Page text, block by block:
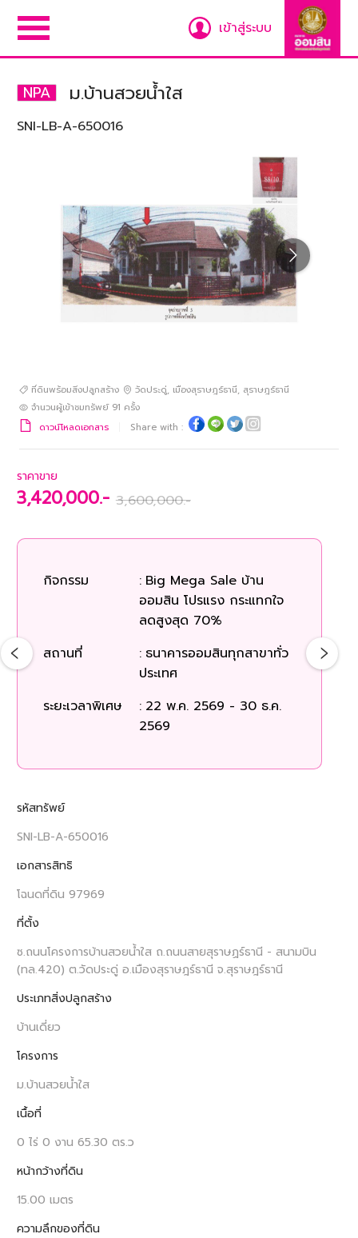
เข้าสู่ระบบ
NPA ม.บ้านสวยน้ำใส
SNI-LB-A-650016
ที่ดินพร้อมสิ่งปลูกสร้าง วัดประดู่, เมืองสุราษฎร์ธานี, สุราษฎร์ธานี
จำนวนผู้เข้าชมทรัพย์ 91 ครั้ง
ดาวน์โหลดเอกสาร
Share with :
ราคาขาย
3,420,000.- 3,600,000.-
กิจกรรม : Big Mega Sale บ้าน
ออมสิน โปรแรง กระแทกใจ
ลดสูงสุด 70%
สถานที่
: ธนาคารออมสินทุกสาขาทั่ว
ประเทศ
ระยะเวลาพิเศษ
: 22 พ.ค. 2569 - 30 ธ.ค.
2569
รหัสทรัพย์
SNI-LB-A-650016
เอกสารสิทธิ
โฉนดที่ดิน 97969
ที่ตั้ง
ซ.ถนนโครงการบ้านสวยน้ำใส ถ.ถนนสายสุราษฏร์ธานี - สนามบิน
(ทล.420) ต.วัดประดู่ อ.เมืองสุราษฎร์ธานี จ.สุราษฎร์ธานี
ประเภทสิ่งปลูกสร้าง
บ้านเดี่ยว
โครงการ
ม.บ้านสวยน้ำใส
เนื้อที่
0 ไร่ 0 งาน 65.30 ตร.ว
หน้ากว้างที่ดิน
15.00 เมตร
ความลึกของที่ดิน